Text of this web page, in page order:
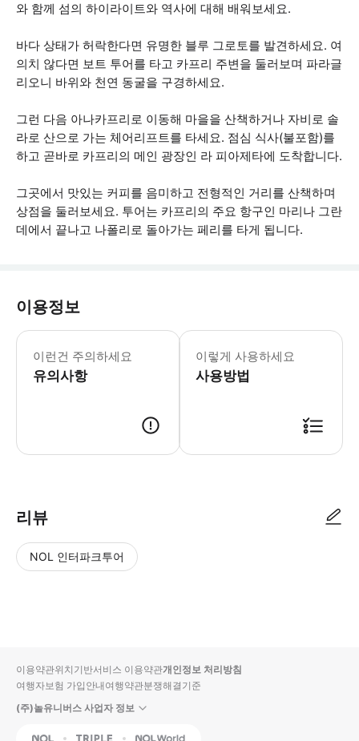
와 함께 섬의 하이라이트와 역사에 대해 배워보세요.
바다 상태가 허락한다면 유명한 블루 그로토를 발견하세요. 여
의치 않다면 보트 투어를 타고 카프리 주변을 둘러보며 파라글
리오니 바위와 천연 동굴을 구경하세요.
그런 다음 아나카프리로 이동해 마을을 산책하거나 자비로 솔
라로 산으로 가는 체어리프트를 타세요. 점심 식사(불포함)를
하고 곧바로 카프리의 메인 광장인 라 피아제타에 도착합니다.
그곳에서 맛있는 커피를 음미하고 전형적인 거리를 산책하며
상점을 둘러보세요. 투어는 카프리의 주요 항구인 마리나 그란
데에서 끝나고 나폴리로 돌아가는 페리를 타게 됩니다.
이용정보
이런건 주의하세요
유의사항
해상 상태로 인해 블루 그로토에 접근
이렇게 사용하세요
사용방법
리뷰
NOL 인터파크투어
입니
다.
순
상
이용약관위치기반서비스 이용약관개인정보 처리방침
여행자보험 가입안내여행약관분쟁해결기준
(주)놀유니버스 사업자 정보